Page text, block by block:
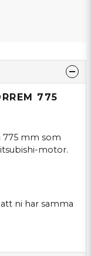
775
775 mm som
motor.
ni har samma